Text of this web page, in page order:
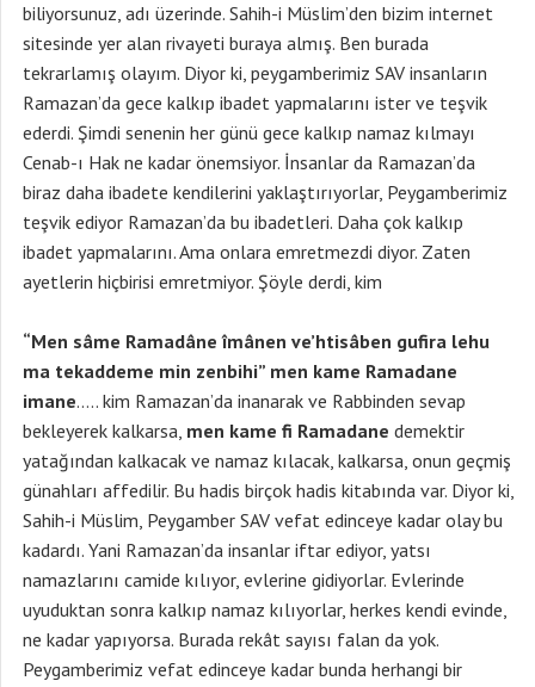
biliyorsunuz, adı üzerinde. Sahih-i Müslim’den bizim internet
sitesinde yer alan rivayeti buraya almış. Ben burada
tekrarlamış olayım. Diyor ki, peygamberimiz SAV insanların
Ramazan’da gece kalkıp ibadet yapmalarını ister ve teşvik
ederdi. Şimdi senenin her günü gece kalkıp namaz kılmayı
Cenab-ı Hak ne kadar önemsiyor. İnsanlar da Ramazan’da
biraz daha ibadete kendilerini yaklaştırıyorlar, Peygamberimiz
teşvik ediyor Ramazan’da bu ibadetleri. Daha çok kalkıp
ibadet yapmalarını. Ama onlara emretmezdi diyor. Zaten
ayetlerin hiçbirisi emretmiyor. Şöyle derdi, kim
“Men sâme Ramadâne îmânen ve’htisâben gufira lehu
ma tekaddeme min zenbihi” men kame Ramadane
imane….. kim Ramazan’da inanarak ve Rabbinden sevap
bekleyerek kalkarsa, men kame fi Ramadane demektir
yatağından kalkacak ve namaz kılacak, kalkarsa, onun geçmiş
günahları affedilir. Bu hadis birçok hadis kitabında var. Diyor ki,
Sahih-i Müslim, Peygamber SAV vefat edinceye kadar olay bu
kadardı. Yani Ramazan’da insanlar iftar ediyor, yatsı
namazlarını camide kılıyor, evlerine gidiyorlar. Evlerinde
uyuduktan sonra kalkıp namaz kılıyorlar, herkes kendi evinde,
ne kadar yapıyorsa. Burada rekât sayısı falan da yok.
Peygamberimiz vefat edinceye kadar bunda herhangi bir